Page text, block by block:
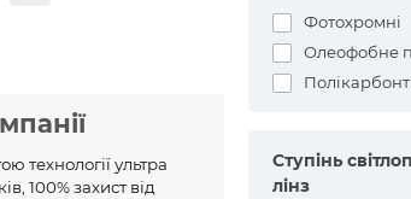
технології ультра
100% захист від
Фотохромні
Олеофобне
Ступінь
лінз